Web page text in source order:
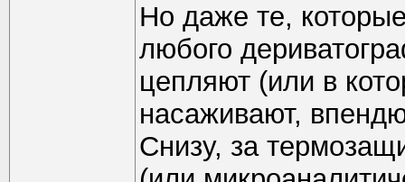
Но даже те,
любого
цепляют (или в
насаживают,
Снизу, за